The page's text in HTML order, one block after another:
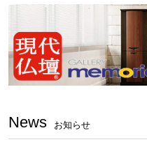
News お知らせ